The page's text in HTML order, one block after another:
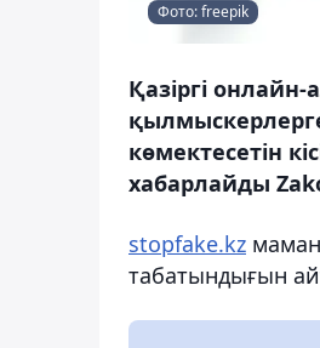
Фото: freepik
Қазіргі
көмектесетін
хабарлайды
stopfake.kz
табатындығын